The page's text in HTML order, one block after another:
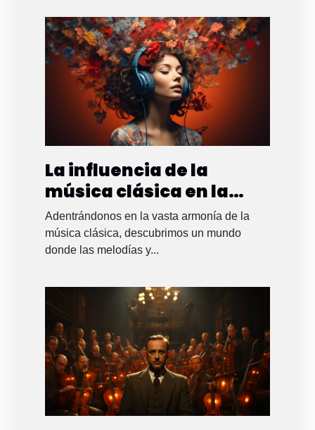
La influencia de la
música clásica en la
salud mental
Adentrándonos en la vasta armonía de la
música clásica, descubrimos un mundo
donde las melodías y...